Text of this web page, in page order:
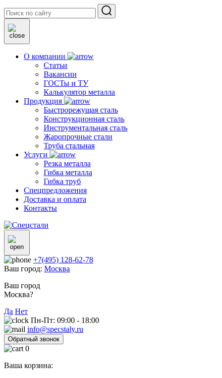
О компании
Статьи
Вакансии
ГОСТы и ТУ
Калькулятор металла
Продукция
Быстрорежущая сталь
Конструкционная сталь
Инструментальная сталь
Жаропрочные стали
Труба стальная
Услуги
Резка металла
Гибка металла
Гибка труб
Спецпредложения
Доставка и оплата
Контакты
+7(495) 128-62-78
Ваш город: Москва
Ваш город
Москва?
Да Нет
Пн-Пт: 09:00 - 18:00
info@specstaly.ru
Обратный звонок
0
Ваша корзина: